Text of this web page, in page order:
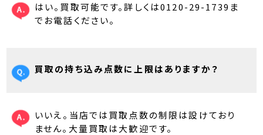
はい。買取可能です。詳しくは0120-29-1739ま
でお電話ください。
買取の持ち込み点数に上限はありますか？
いいえ。当店では買取点数の制限は設けており
ません。大量買取は大歓迎です。